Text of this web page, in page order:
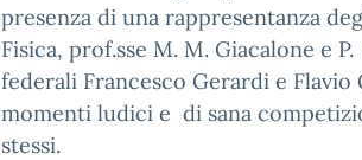
presenza di una rappresentanza
Fisica, prof.sse M. M. Giacalone e
federali Francesco Gerardi e Flavio
momenti ludici e di sana
stessi.